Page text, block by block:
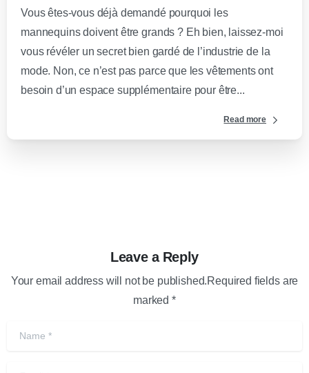
Vous êtes-vous déjà demandé pourquoi les
mannequins doivent être grands ? Eh bien, laissez-moi
vous révéler un secret bien gardé de l’industrie de la
mode. Non, ce n’est pas parce que les vêtements ont
besoin d’un espace supplémentaire pour être...
Read more
Leave a Reply
Your email address will not be published.Required fields are
marked *
Name
Email